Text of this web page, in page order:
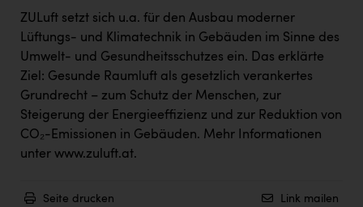
ZULuft setzt sich u.a. für den Ausbau moderner
Lüftungs- und Klimatechnik in Gebäuden im Sinne des
Umwelt- und Gesundheitsschutzes ein. Das erklärte
Ziel: Gesunde Raumluft als gesetzlich verankertes
Grundrecht – zum Schutz der Menschen, zur
Steigerung der Energieeffizienz und zur Reduktion von
CO₂-Emissionen in Gebäuden. Mehr Informationen
unter www.zuluft.at.
Seite drucken Link mailen